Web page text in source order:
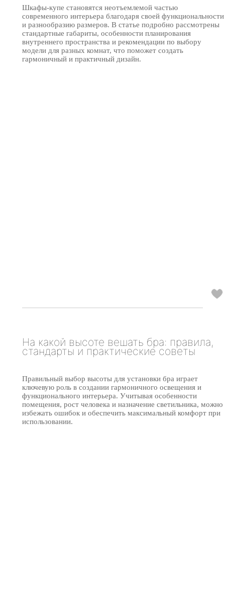
Шкафы-купе становятся неотъемлемой частью
современного интерьера благодаря своей функциональности
и разнообразию размеров. В статье подробно рассмотрены
стандартные габариты, особенности планирования
внутреннего пространства и рекомендации по выбору
модели для разных комнат, что поможет создать
гармоничный и практичный дизайн.
На какой высоте вешать бра: правила,
стандарты и практические советы
Правильный выбор высоты для установки бра играет
ключевую роль в создании гармоничного освещения и
функционального интерьера. Учитывая особенности
помещения, рост человека и назначение светильника, можно
избежать ошибок и обеспечить максимальный комфорт при
использовании.